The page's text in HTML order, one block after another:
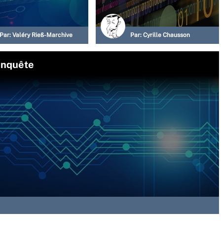
Par: Valéry Rieß-Marchive Par: Cyrille Chausson